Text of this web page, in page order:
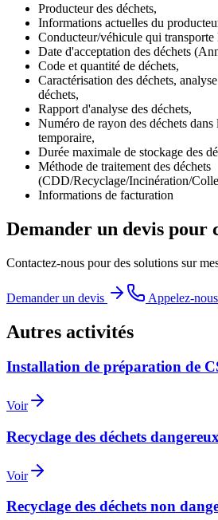
Producteur des déchets,
Informations actuelles du
Conducteur/véhicule qui transporte
Date d'acceptation des déchets
Code et quantité de déchets,
Caractérisation des déchets,
déchets,
Rapport d'analyse des déchets,
Numéro de rayon des déchets dans
temporaire,
Durée maximale de stockage des
Méthode de traitement des déchets
(CDD/Recyclage/Incinération/
Informations de facturation
Demander un devis pour
Contactez-nous pour des solutions sur
Demander un devis Appelez-nous
Autres activités
Installation de préparation de
Voir
Recyclage des déchets dangereux
Voir
Recyclage des déchets non